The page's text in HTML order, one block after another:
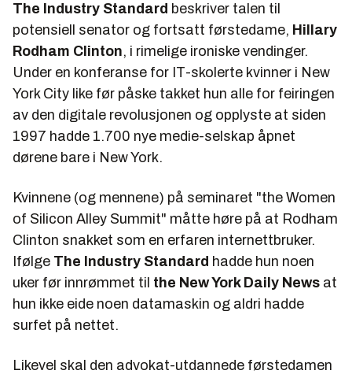
The Industry Standard beskriver talen til
potensiell senator og fortsatt førstedame, Hillary
Rodham Clinton, i rimelige ironiske vendinger.
Under en konferanse for IT-skolerte kvinner i New
York City like før påske takket hun alle for feiringen
av den digitale revolusjonen og opplyste at siden
1997 hadde 1.700 nye medie-selskap åpnet
dørene bare i New York.
Kvinnene (og mennene) på seminaret "the Women
of Silicon Alley Summit" måtte høre på at Rodham
Clinton snakket som en erfaren internettbruker.
Ifølge The Industry Standard hadde hun noen
uker før innrømmet til the New York Daily News at
hun ikke eide noen datamaskin og aldri hadde
surfet på nettet.
Likevel skal den advokat-utdannede førstedamen